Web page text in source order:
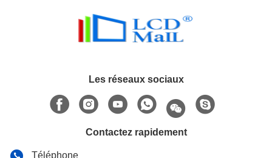
Les réseaux sociaux
Contactez rapidement
Téléphone